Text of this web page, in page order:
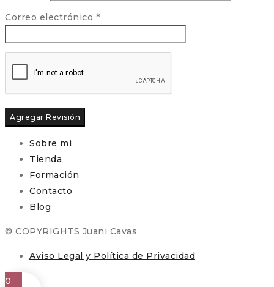
Correo electrónico *
Sobre mi
Tienda
Formación
Contacto
Blog
© COPYRIGHTS Juani Cavas
Aviso Legal y Política de Privacidad
0